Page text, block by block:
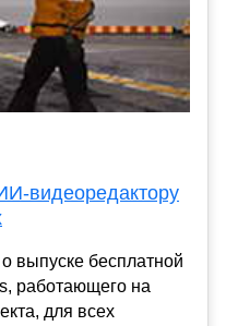
видеоредактору
выпуске бесплатной
работающего на
для всех